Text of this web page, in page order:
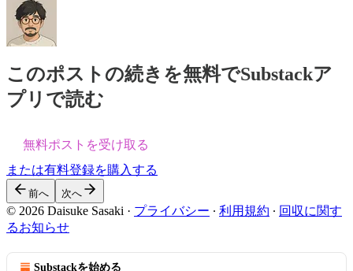
このポストの続きを無料でSubstackア
プリで読む
無料ポストを受け取る
または有料登録を購入する
前へ 次へ
© 2026 Daisuke Sasaki · プライバシー ∙ 利用規約 ∙ 回収に関す
るお知らせ
Substackを始める